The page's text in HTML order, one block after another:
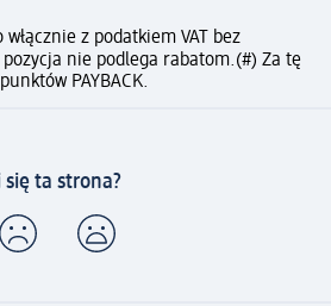
z podatkiem VAT bez
pozycja nie podlega rabatom.(#) Za tę
PAYBACK.
się ta strona?